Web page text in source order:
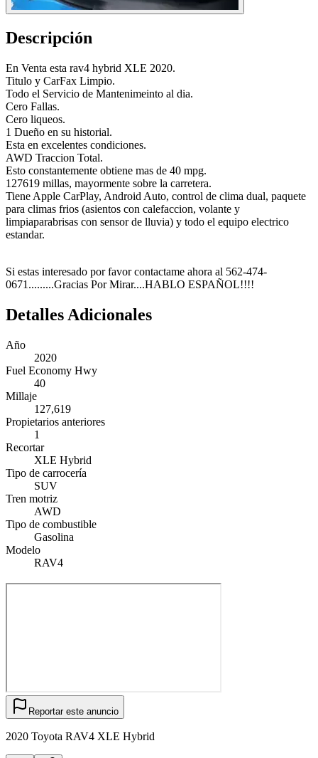
Descripción
En Venta esta rav4 hybrid XLE 2020.
Titulo y CarFax Limpio.
Todo el Servicio de Mantenimeinto al dia.
Cero Fallas.
Cero liqueos.
1 Dueño en su historial.
Esta en excelentes condiciones.
AWD Traccion Total.
Esto constantemente obtiene mas de 40 mpg.
127619 millas, mayormente sobre la carretera.
Tiene Apple CarPlay, Android Auto, control de clima dual, paquete
para climas frios (asientos con calefaccion, volante y
limpiaparabrisas con sensor de lluvia) y todo el equipo electrico
estandar.
Si estas interesado por favor contactame ahora al 562-474-
0671.........Gracias Por Mirar....HABLO ESPAÑOL!!!!
Detalles Adicionales
Año
2020
Fuel Economy Hwy
40
Millaje
127,619
Propietarios anteriores
1
Recortar
XLE Hybrid
Tipo de carrocería
SUV
Tren motriz
AWD
Tipo de combustible
Gasolina
Modelo
RAV4
Reportar este anuncio
2020 Toyota RAV4 XLE Hybrid